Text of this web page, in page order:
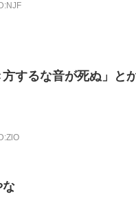
ID:NJF
するな音が死ぬ」と
ID:ZlO
な